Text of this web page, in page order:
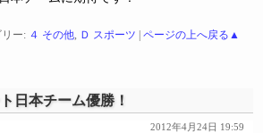
ー: ４ その他, Ｄ スポーツ | ページの上へ戻る▲
日本チーム優勝！
2012年4月24日 19:59